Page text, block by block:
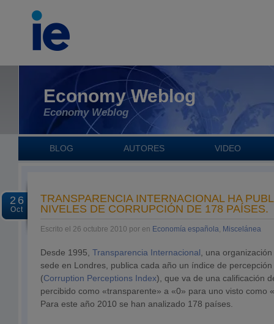
Economy Weblog
Economy Weblog
BLOG AUTORES VIDEO
26
Oct
TRANSPARENCIA INTERNACIONAL HA
NIVELES DE CORRUPCIÓN DE 178 PAÍSES.
Escrito el 26 octubre 2010 por en Economía española, Miscelánea
Desde 1995, Transparencia Internacional , una
sede en Londres, publica cada año un índice de
(Corruption Perceptions Index), que va de una calificación
percibido como «transparente» a «0» para uno visto como
Para este año 2010 se han analizado 178 países.